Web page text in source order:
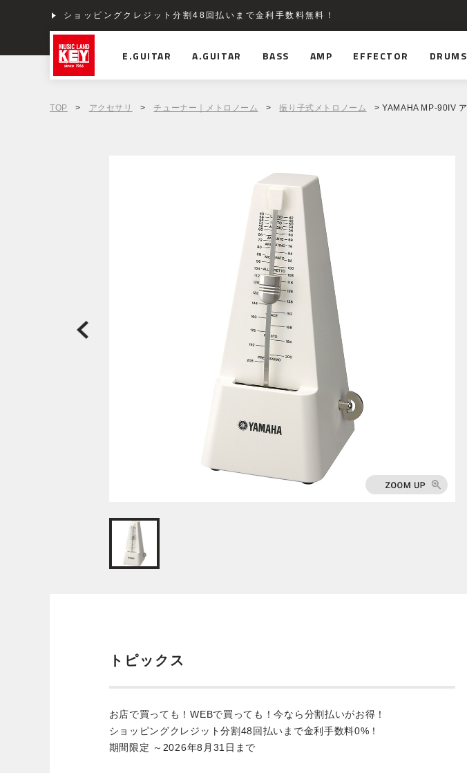
ショッピングクレジット分割48回払いまで金利手数料無料！
E.GUITAR A.GUITAR BASS AMP EFFECTOR DRUMS
TOP > アクセサリ > チューナー｜メトロノーム > 振り子式メトロノーム > YAMAHA MP-90IV
トピックス
お店で買っても！WEBで買っても！今なら分割払いがお得！
ショッピングクレジット分割48回払いまで金利手数料0%！
期間限定 ～2026年8月31日まで